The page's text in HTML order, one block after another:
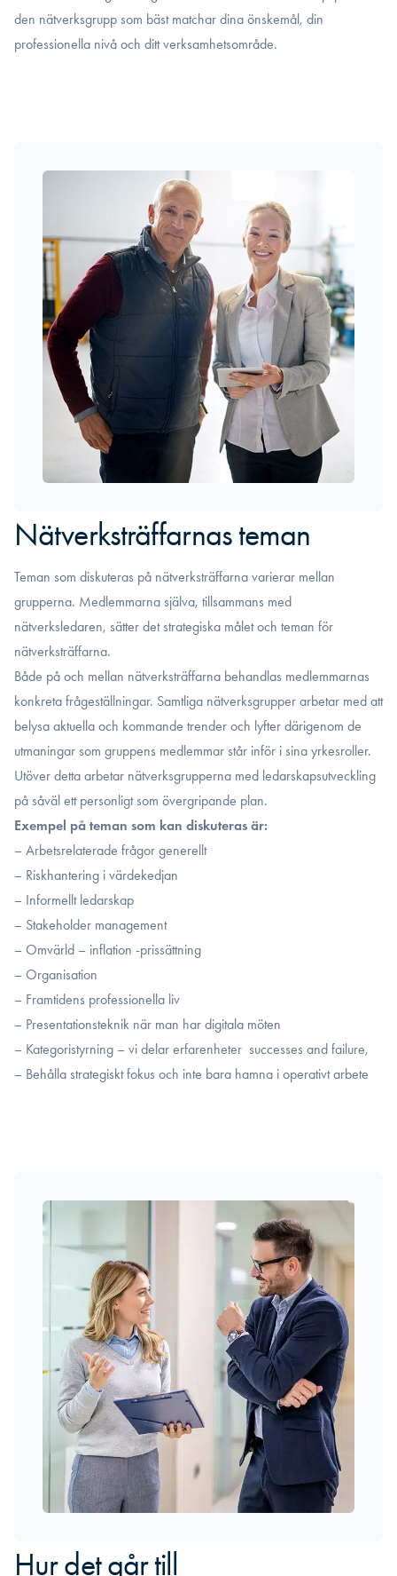
den nätverksgrupp som bäst matchar dina önskemål, din
professionella nivå och ditt verksamhetsområde.
Nätverksträffarnas teman
Teman som diskuteras på nätverksträffarna varierar mellan
grupperna. Medlemmarna själva, tillsammans med
nätverksledaren, sätter det strategiska målet och teman för
nätverksträffarna.
Både på och mellan nätverksträffarna behandlas medlemmarnas
konkreta frågeställningar. Samtliga nätverksgrupper arbetar med att
belysa aktuella och kommande trender och lyfter därigenom de
utmaningar som gruppens medlemmar står inför i sina yrkesroller.
Utöver detta arbetar nätverksgrupperna med ledarskapsutveckling
på såväl ett personligt som övergripande plan.
Exempel på teman som kan diskuteras är:
– Arbetsrelaterade frågor generellt
– Riskhantering i värdekedjan
– Informellt ledarskap
– Stakeholder management
– Omvärld – inflation -prissättning
– Organisation
– Framtidens professionella liv
– Presentationsteknik när man har digitala möten
– Kategoristyrning – vi delar erfarenheter successes and failure,
– Behålla strategiskt fokus och inte bara hamna i operativt arbete
Hur det går till